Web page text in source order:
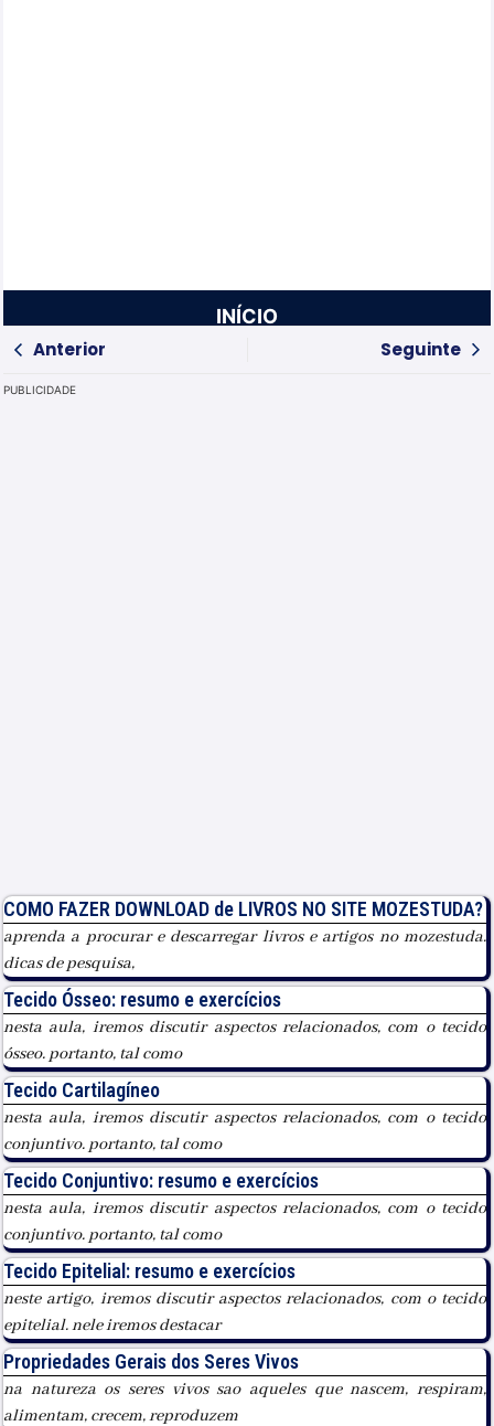
INÍCIO
Anterior
Seguinte
PUBLICIDADE
COMO FAZER DOWNLOAD de LIVROS NO SITE MOZESTUDA?
aprenda a procurar e descarregar livros e artigos no mozestuda.
dicas de pesquisa,
Tecido Ósseo: resumo e exercícios
nesta aula, iremos discutir aspectos relacionados, com o tecido
ósseo. portanto, tal como
Tecido Cartilagíneo
nesta aula, iremos discutir aspectos relacionados, com o tecido
conjuntivo. portanto, tal como
Tecido Conjuntivo: resumo e exercícios
nesta aula, iremos discutir aspectos relacionados, com o tecido
conjuntivo. portanto, tal como
Tecido Epitelial: resumo e exercícios
neste artigo, iremos discutir aspectos relacionados, com o tecido
epitelial. nele iremos destacar
Propriedades Gerais dos Seres Vivos
na natureza os seres vivos sao aqueles que nascem, respiram,
alimentam, crecem, reproduzem